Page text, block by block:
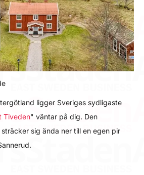
ligger Sveriges sydligaste
Tiveden" väntar på dig. Den
sig ända ner till en egen pir